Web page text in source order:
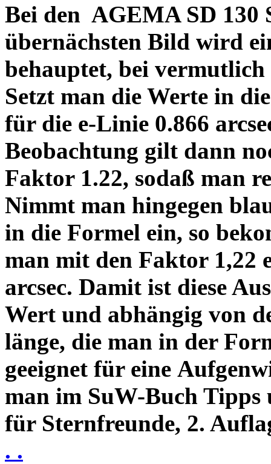
Bei den AGEMA SD 130
übernächsten Bild wird
behauptet, bei vermutlich
Setzt man die Werte in
für die e-Linie 0.866
Beobachtung gilt dann
Faktor 1.22, sodaß man
Nimmt man hingegen
in die Formel ein, so
man mit den Faktor 1,22
arcsec. Damit ist diese
Wert und abhängig von
länge, die man in der
geeignet für eine
man im SuW-Buch Tipps
für Sternfreunde, 2.
. .